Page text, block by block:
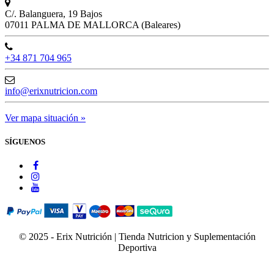
C/. Balanguera, 19 Bajos
07011 PALMA DE MALLORCA (Baleares)
+34 871 704 965
info@erixnutricion.com
Ver mapa situación »
SÍGUENOS
© 2025 - Erix Nutrición | Tienda Nutricion y Suplementación
Deportiva